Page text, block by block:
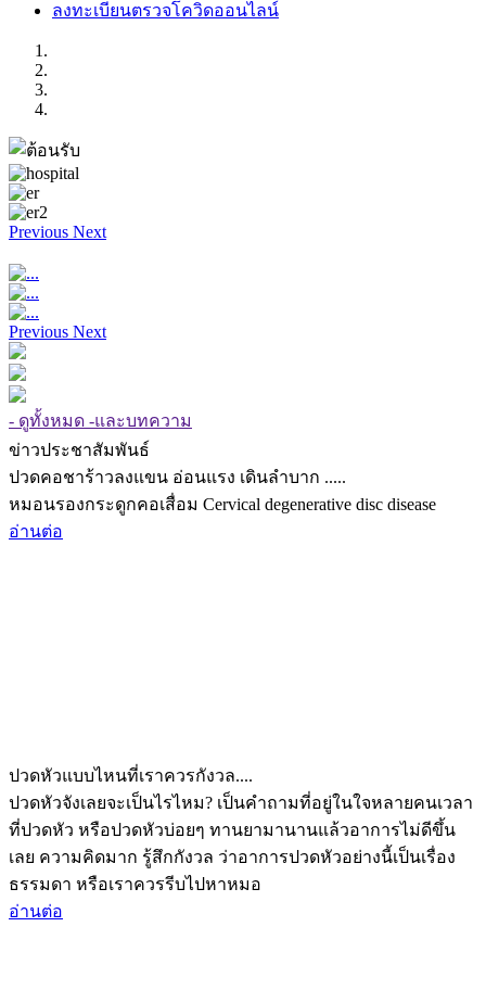
ลงทะเบียนตรวจโควิดออนไลน์
Previous Next
Previous Next
- ดูทั้งหมด -และบทความ
ข่าวประชาสัมพันธ์
ปวดคอชาร้าวลงแขน อ่อนแรง เดินลำบาก .....
หมอนรองกระดูกคอเสื่อม Cervical degenerative disc disease
อ่านต่อ
ปวดหัวแบบไหนที่เราควรกังวล....
ปวดหัวจังเลยจะเป็นไรไหม? เป็นคำถามที่อยู่ในใจหลายคนเวลา
ที่ปวดหัว หรือปวดหัวบ่อยๆ ทานยามานานแล้วอาการไม่ดีขึ้น
เลย ความคิดมาก รู้สึกกังวล ว่าอาการปวดหัวอย่างนี้เป็นเรื่อง
ธรรมดา หรือเราควรรีบไปหาหมอ
อ่านต่อ